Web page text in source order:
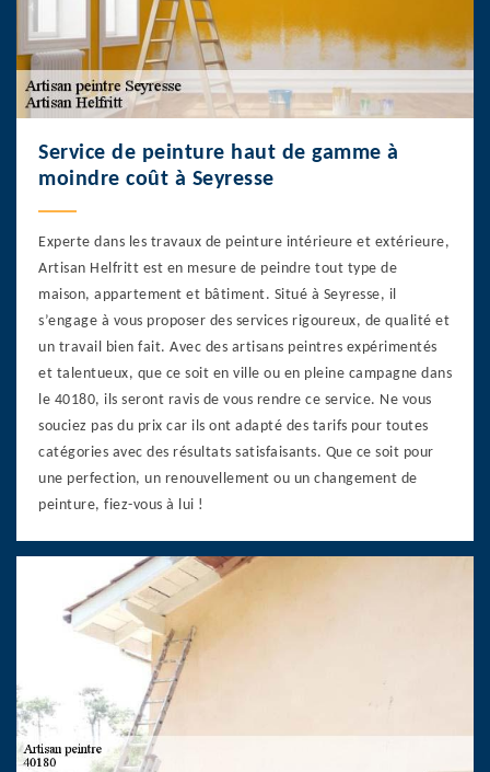
Service de peinture haut de gamme à
moindre coût à Seyresse
Experte dans les travaux de peinture intérieure et extérieure,
Artisan Helfritt est en mesure de peindre tout type de
maison, appartement et bâtiment. Situé à Seyresse, il
s’engage à vous proposer des services rigoureux, de qualité et
un travail bien fait. Avec des artisans peintres expérimentés
et talentueux, que ce soit en ville ou en pleine campagne dans
le 40180, ils seront ravis de vous rendre ce service. Ne vous
souciez pas du prix car ils ont adapté des tarifs pour toutes
catégories avec des résultats satisfaisants. Que ce soit pour
une perfection, un renouvellement ou un changement de
peinture, fiez-vous à lui !